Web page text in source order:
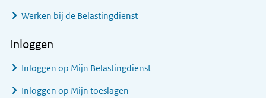
Werken bij de Belastingdienst
Inloggen
Inloggen op Mijn Belastingdienst
Inloggen op Mijn toeslagen